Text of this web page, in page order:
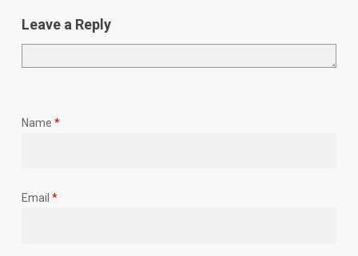
Leave a Reply
Name *
Email *